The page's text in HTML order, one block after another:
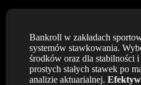
Bankroll w zakładach
systemów stawkowania.
środków oraz dla stabilności
prostych stałych stawek po
analizie aktuarialnej.